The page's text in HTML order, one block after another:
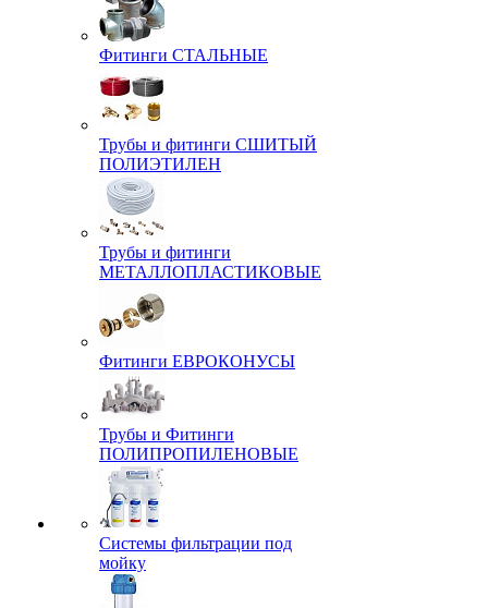
Фитинги СТАЛЬНЫЕ
Трубы и фитинги СШИТЫЙ
ПОЛИЭТИЛЕН
Трубы и фитинги
МЕТАЛЛОПЛАСТИКОВЫЕ
Фитинги ЕВРОКОНУСЫ
Трубы и Фитинги
ПОЛИПРОПИЛЕНОВЫЕ
Системы фильтрации под
мойку